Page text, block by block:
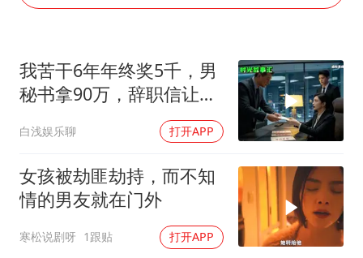
上海大部迎大暴雨
武契奇会见泽连斯基有何意图
笔试第一被劝弃考涉事副校长被撤职
奋力开创中国式现代化建设新局面
我苦干6年年终奖5千，男
秘书拿90万，辞职信让女
白浅娱乐聊 打开APP
女孩被劫匪劫持，而不知
情的男友就在门外
寒松说剧呀 1跟贴 打开APP